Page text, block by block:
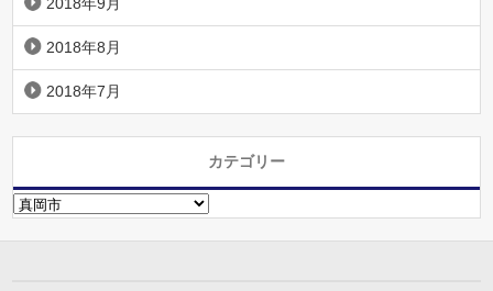
2018年8月
2018年7月
カテゴリー
カ